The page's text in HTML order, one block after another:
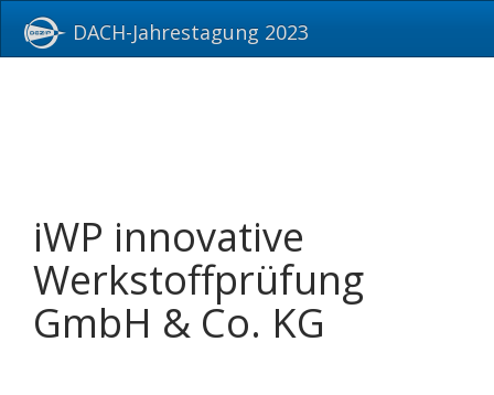
DACH-Jahrestagung 2023
iWP innovative
Werkstoffprüfung
GmbH & Co. KG